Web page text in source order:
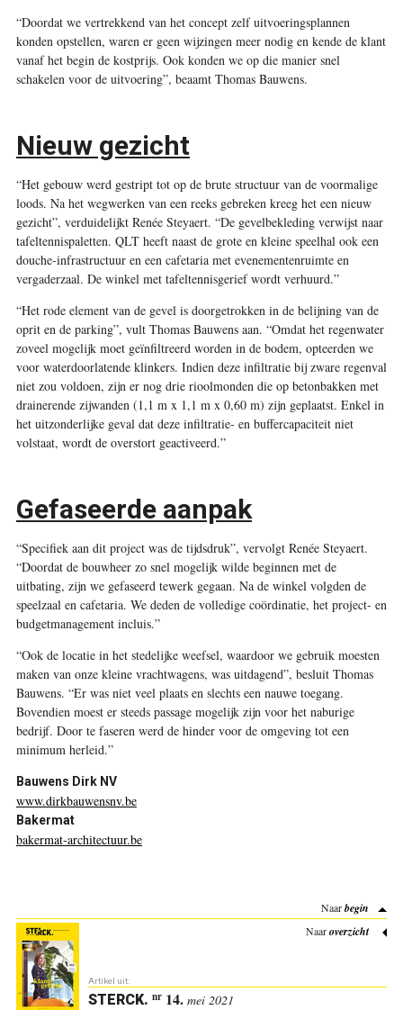
“Doordat we vertrekkend van het concept zelf uitvoeringsplannen
konden opstellen, waren er geen wijzingen meer nodig en kende de klant
vanaf het begin de kostprijs. Ook konden we op die manier snel
schakelen voor de uitvoering”, beaamt Thomas Bauwens.
Nieuw gezicht
“Het gebouw werd gestript tot op de brute structuur van de voormalige
loods. Na het wegwerken van een reeks gebreken kreeg het een nieuw
gezicht”, verduidelijkt Renée Steyaert. “De gevelbekleding verwijst naar
tafeltennispaletten. QLT heeft naast de grote en kleine speelhal ook een
douche-infrastructuur en een cafetaria met evenementenruimte en
vergaderzaal. De winkel met tafeltennisgerief wordt verhuurd.”
“Het rode element van de gevel is doorgetrokken in de belijning van de
oprit en de parking”, vult Thomas Bauwens aan. “Omdat het regenwater
zoveel mogelijk moet geïnfiltreerd worden in de bodem, opteerden we
voor waterdoorlatende klinkers. Indien deze infiltratie bij zware regenval
niet zou voldoen, zijn er nog drie rioolmonden die op betonbakken met
drainerende zijwanden (1,1 m x 1,1 m x 0,60 m) zijn geplaatst. Enkel in
het uitzonderlijke geval dat deze infiltratie- en buffercapaciteit niet
volstaat, wordt de overstort geactiveerd.”
Gefaseerde aanpak
“Specifiek aan dit project was de tijdsdruk”, vervolgt Renée Steyaert.
“Doordat de bouwheer zo snel mogelijk wilde beginnen met de
uitbating, zijn we gefaseerd tewerk gegaan. Na de winkel volgden de
speelzaal en cafetaria. We deden de volledige coördinatie, het project- en
budgetmanagement incluis.”
“Ook de locatie in het stedelijke weefsel, waardoor we gebruik moesten
maken van onze kleine vrachtwagens, was uitdagend”, besluit Thomas
Bauwens. “Er was niet veel plaats en slechts een nauwe toegang.
Bovendien moest er steeds passage mogelijk zijn voor het naburige
bedrijf. Door te faseren werd de hinder voor de omgeving tot een
minimum herleid.”
Bauwens Dirk NV
www.dirkbauwensnv.be
Bakermat
bakermat-architectuur.be
Naarbegin
Naaroverzicht
Artikel uit:
STERCK. nr14. mei 2021